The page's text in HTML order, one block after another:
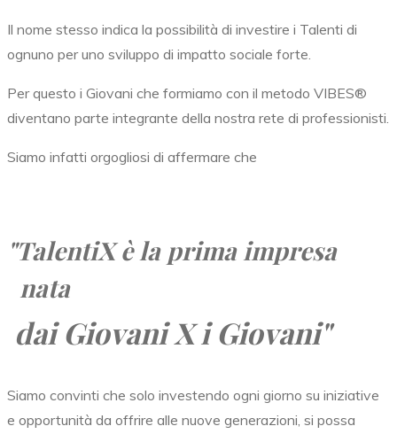
Il nome stesso indica la possibilità di investire i Talenti di
ognuno per uno sviluppo di impatto sociale forte.
Per questo i Giovani che formiamo con il metodo VIBES®
diventano parte integrante della nostra rete di professionisti.
Siamo infatti orgogliosi di affermare che
"TalentiXè la prima impresa
nata
dai Giovani X i Giovani"
Siamo convinti che solo investendo ogni giorno su iniziative
e opportunità da offrire alle nuove generazioni, si possa